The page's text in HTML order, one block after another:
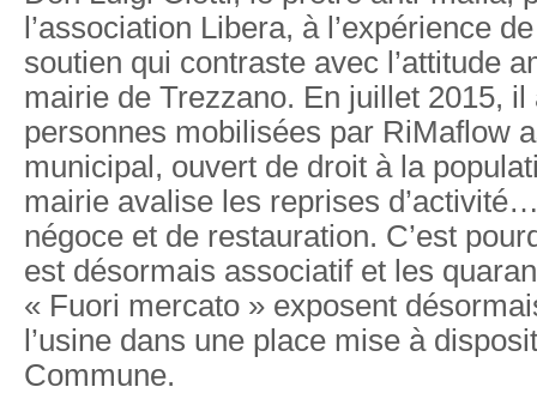
l’association Libera, à l’expérience
soutien qui contraste avec l’attitude
mairie de Trezzano. En juillet 2015, il
personnes mobilisées par RiMaflow
municipal, ouvert de droit à la
mairie avalise les reprises
négoce et de restauration. C’est
est désormais associatif et les
« Fuori mercato » exposent
l’usine dans une place mise à
Commune.